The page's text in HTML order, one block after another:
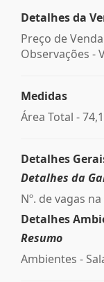
Detalhes da
Preço de
Observações -
Medidas
Área Total -
Detalhes
Detalhes da
Nº. de vagas
Detalhes
Resumo
Ambientes -